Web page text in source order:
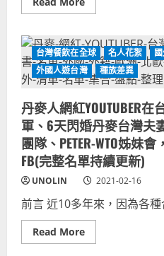
持
新)
會、
二
一
強
節
目
來
伊
拉
克
籍
庫
德
族
名
人
臉
FB(完
整
名
more
利
人
網
紅
YOUTUBER
台
灣：
亞
藍
YALAN-
嫁
智
利
先
生、
多
多-
WTO
姊
妹
會，
台灣餐飲在全球 名人花絮
外國人遊台灣
種族差異
丹麥人網紅YOUTUBER
軍、6天閃婚丹麥台灣夫妻
團隊、PETER-WTO姊妹
FB(完整名單持續更新)
UNOLIN 2021-02-16
前言 近10多年來，因為各
Read MoreRead
more